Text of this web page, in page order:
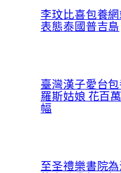
李玟比喜包養
表態泰國普吉島
臺灣漢子愛台
羅斯姑娘 花百
幅
至圣禮樂書院